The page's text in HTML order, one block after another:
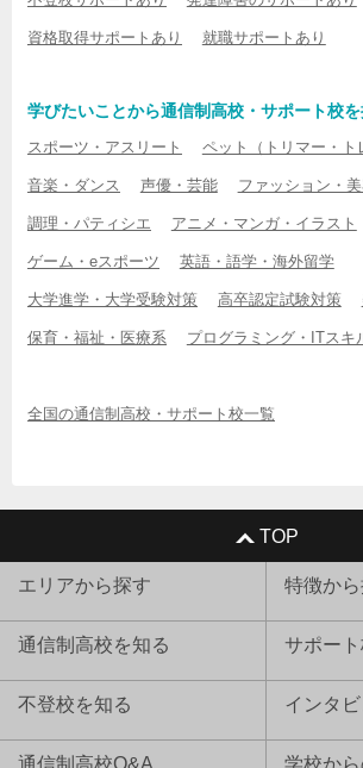
資格取得サポートあり 就職サポートあり
学びたいことから通信制高校・サポート校
スポーツ・アスリート ペット（トリマー・ト
音楽・ダンス 声優・芸能 ファッション・
調理・パティシエ アニメ・マンガ・イラスト
ゲーム・eスポーツ 英語・語学・海外留学
大学進学・大学受験対策 高卒認定試験対策
保育・福祉・医療系 プログラミング・ITスキ
全国の通信制高校・サポート校一覧
TOP
エリアから探す 特徴か
通信制高校を知る サポー
不登校を知る インタ